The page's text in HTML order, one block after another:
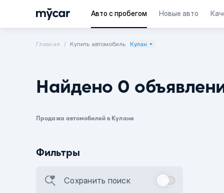
Авто с пробегом Новые авто
Главная Купить автомобиль Кулан
Найдено 0
Продажа автомобилей в Кулане
Фильтры
Сохранить поиск